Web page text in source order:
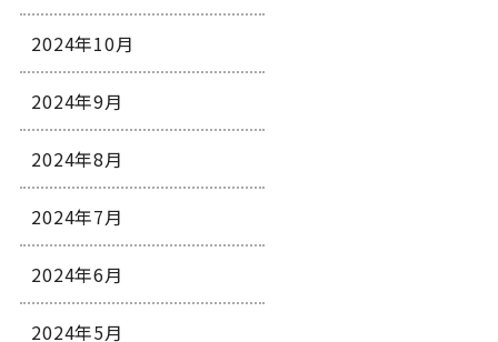
2024年10月
2024年9月
2024年8月
2024年7月
2024年6月
2024年5月